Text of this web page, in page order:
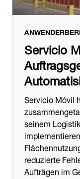
Servicio
Servicio Móvil
seinem
reduzierte
Aufträgen im